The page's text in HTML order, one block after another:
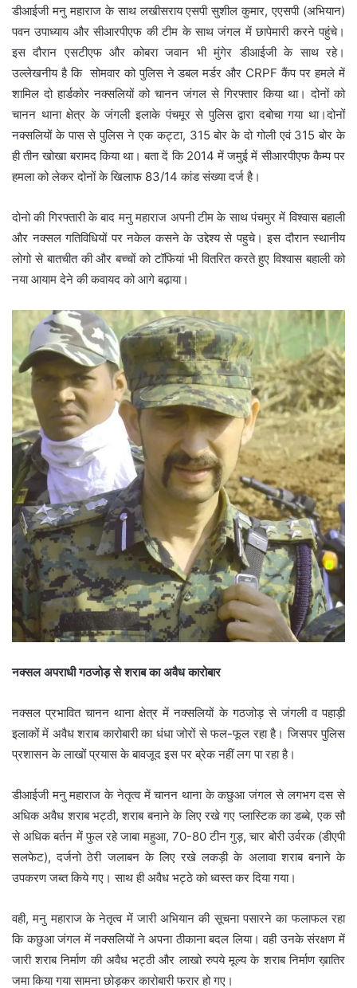
डीआईजी मनु महाराज के साथ लखीसराय एसपी सुशील कुमार, एएसपी (अभियान)
पवन उपाध्याय और सीआरपीएफ की टीम के साथ जंगल में छापेमारी करने पहुंचे।
इस दौरान एसटीएफ और कोबरा जवान भी मुंगेर डीआईजी के साथ रहे।
उल्लेखनीय है कि सोमवार को पुलिस ने डबल मर्डर और CRPF कैंप पर हमले में
शामिल दो हार्डकोर नक्सलियों को चानन जंगल से गिरफ्तार किया था। दोनों को
चानन थाना क्षेत्र के जंगली इलाके पंचमूर से पुलिस द्वारा दबोचा गया था।दोनों
नक्सलियों के पास से पुलिस ने एक कट्टा, 315 बोर के दो गोली एवं 315 बोर के
ही तीन खोखा बरामद किया था। बता दें कि 2014 में जमुई में सीआरपीएफ कैम्प पर
हमला को लेकर दोनों के खिलाफ 83/14 कांड संख्या दर्ज है।
दोनो की गिरफ्तारी के बाद मनु महाराज अपनी टीम के साथ पंचमुर में विश्वास बहाली
और नक्सल गतिविधियों पर नकेल कसने के उद्देश्य से पहुचे। इस दौरान स्थानीय
लोगो से बातचीत की और बच्चों को टॉफियां भी वितरित करते हुए विश्वास बहाली को
नया आयाम देने की कवायद को आगे बढ़ाया।
नक्सल अपराधी गठजोड़ से शराब का अवैध कारोबार
नक्सल प्रभावित चानन थाना क्षेत्र में नक्सलियों के गठजोड़ से जंगली व पहाड़ी
इलाकों में अवैध शराब कारोबारी का धंधा जोरों से फल-फूल रहा है। जिसपर पुलिस
प्रशासन के लाखों प्रयास के बावजूद इस पर ब्रेक नहीं लग पा रहा है।
डीआईजी मनु महाराज के नेतृत्व में चानन थाना के कछुआ जंगल से लगभग दस से
अधिक अवैध शराब भट्ठी, शराब बनाने के लिए रखे गए प्लास्टिक का डब्बे, एक सौ
से अधिक बर्तन में फुल रहे जाबा महुआ, 70-80 टीन गुड़, चार बोरी उर्वरक (डीएपी
सलफेट), दर्जनो ठेरी जलाबन के लिए रखे लकड़ी के अलावा शराब बनाने के
उपकरण जब्त किये गए। साथ ही अवैध भट्ठे को ध्वस्त कर दिया गया।
वही, मनु महाराज के नेतृत्व में जारी अभियान की सूचना पसारने का फलाफल रहा
कि कछुआ जंगल में नक्सलियों ने अपना ठीकाना बदल लिया। वही उनके संरक्षण में
जारी शराब निर्माण की अवैध भट्ठी और लाखो रुपये मूल्य के शराब निर्माण ख़ातिर
जमा किया गया सामना छोड़कर कारोबारी फरार हो गए।